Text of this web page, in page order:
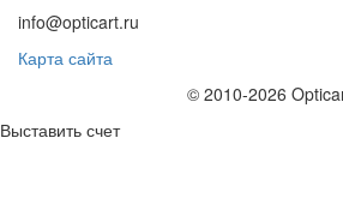
info@opticart.ru
Карта сайта
© 2010-2026
Выставить счет